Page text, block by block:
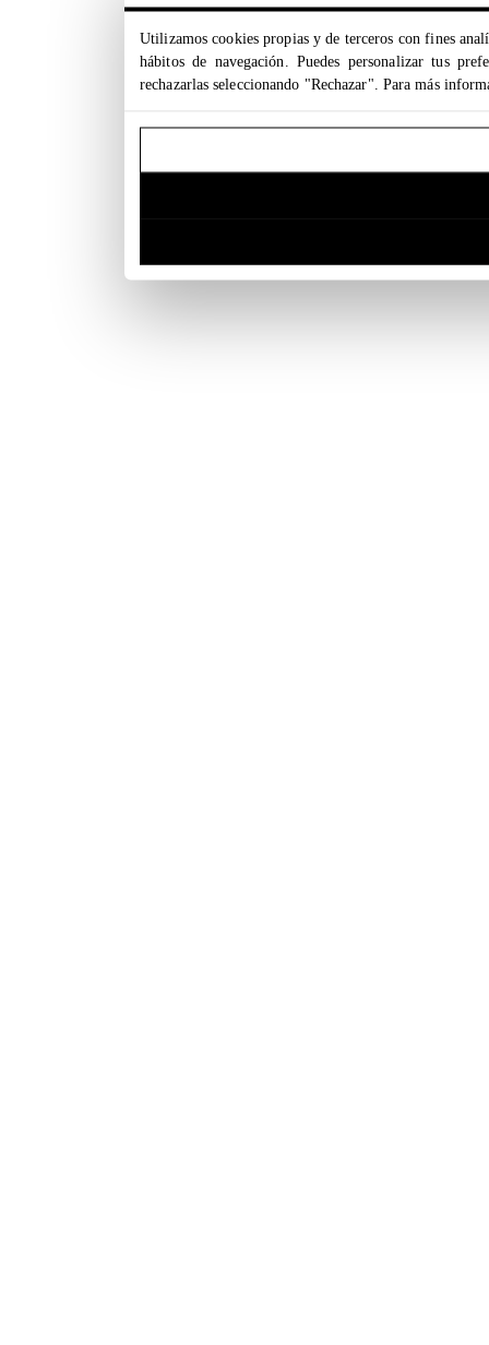
Utilizamos cookies propias y de terceros con fines
hábitos de navegación. Puedes personalizar tus
rechazarlas seleccionando "Rechazar". Para más